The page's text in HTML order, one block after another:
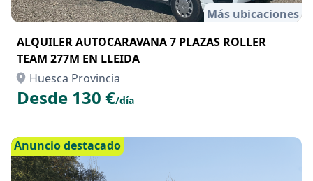
Más ubicaciones
ALQUILER AUTOCARAVANA 7 PLAZAS ROLLER
TEAM 277M EN LLEIDA
Huesca Provincia
Desde 130 €/día
Anuncio destacado